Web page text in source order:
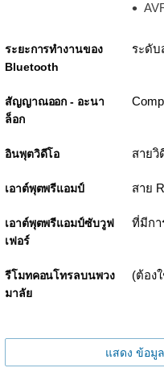
ระยะการทำงานของ
Bluetooth
ระดับ
สัญญาณออก - อะนา
ล็อก
อินพุตวิดีโอ สายวิ
เอาต์พุตพรีแอมป์ สาย
เอาต์พุตพรีแอมป์ซับวูฟ
เฟอร์
ที่มีกา
รีโมทคอนโทรลบนพวง
มาลัย
(ต้อง
แสดง ข้อมู